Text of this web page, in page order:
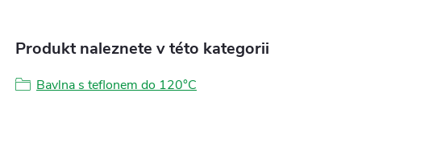
Produkt naleznete v této kategorii
Bavlna s teflonem do 120°C